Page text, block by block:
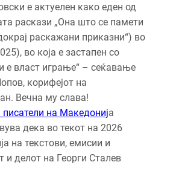
е актуелен како еден од
раскази „Она што се памети
раскажани приказни“) во
во која е застапен со
е власт играње“ – сеќавање
корифејот на
Вечна му слава!
на Македонија
дека во текот на 2026
на текстови, емисии и
и делот на Георги Сталев